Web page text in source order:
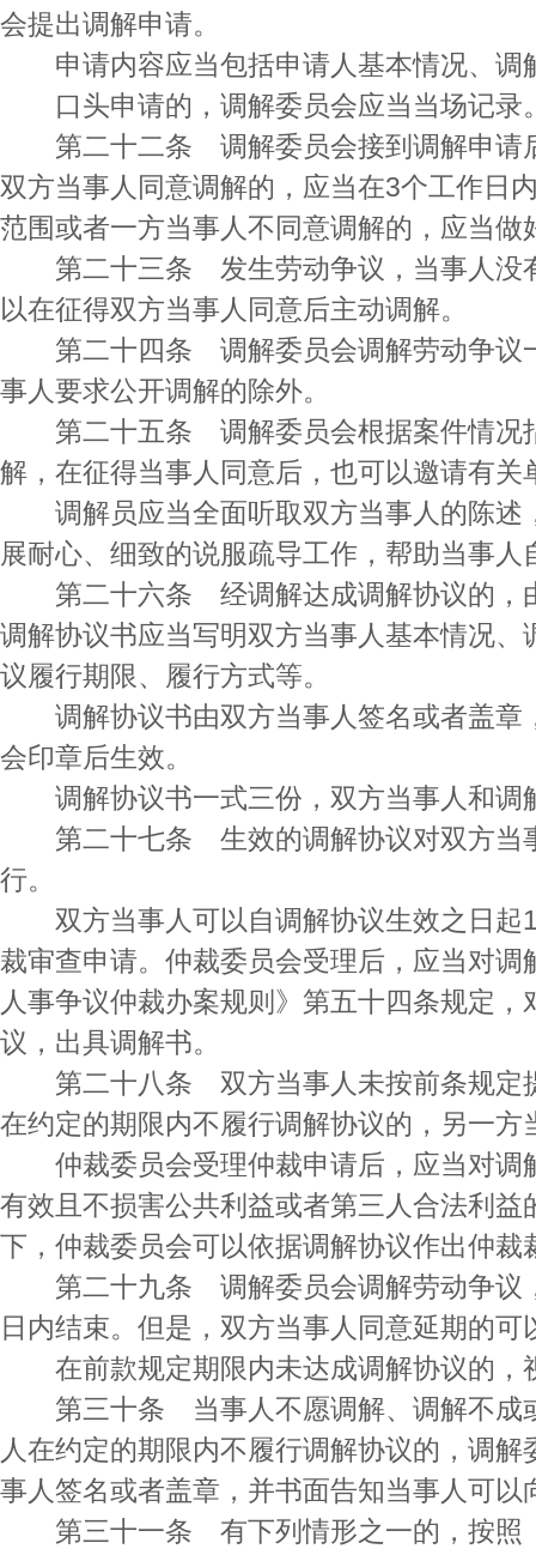
会提出调解申请。
申请内容应当包括申请人基本情况、调
口头申请的，调解委员会应当当场记录
第二十二条 调解委员会接到调解申请
双方当事人同意调解的，应当在3个工作日
范围或者一方当事人不同意调解的，应当
第二十三条 发生劳动争议，当事人没
以在征得双方当事人同意后主动调解。
第二十四条 调解委员会调解劳动争议
事人要求公开调解的除外。
第二十五条 调解委员会根据案件情况
解，在征得当事人同意后，也可以邀请有关
调解员应当全面听取双方当事人的陈述
展耐心、细致的说服疏导工作，帮助当事人
第二十六条 经调解达成调解协议的，
调解协议书应当写明双方当事人基本情况
议履行期限、履行方式等。
调解协议书由双方当事人签名或者盖章
会印章后生效。
调解协议书一式三份，双方当事人和调
第二十七条 生效的调解协议对双方当
行。
双方当事人可以自调解协议生效之日起
裁审查申请。仲裁委员会受理后，应当对
人事争议仲裁办案规则》第五十四条规定
议，出具调解书。
第二十八条 双方当事人未按前条规定
在约定的期限内不履行调解协议的，另一
仲裁委员会受理仲裁申请后，应当对调
有效且不损害公共利益或者第三人合法利
下，仲裁委员会可以依据调解协议作出仲裁
第二十九条 调解委员会调解劳动争议
日内结束。但是，双方当事人同意延期的可
在前款规定期限内未达成调解协议的，
第三十条 当事人不愿调解、调解不成
人在约定的期限内不履行调解协议的，调
事人签名或者盖章，并书面告知当事人可以
第三十一条 有下列情形之一的，按照